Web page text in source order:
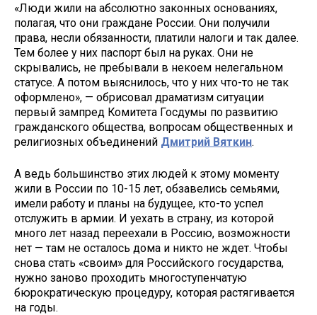
«Люди жили на абсолютно законных основаниях,
полагая, что они граждане России. Они получили
права, несли обязанности, платили налоги и так далее.
Тем более у них паспорт был на руках. Они не
скрывались, не пребывали в некоем нелегальном
статусе. А потом выяснилось, что у них что-то не так
оформлено», — обрисовал драматизм ситуации
первый зампред Комитета Госдумы по развитию
гражданского общества, вопросам общественных и
религиозных объединений Дмитрий Вяткин.
А ведь большинство этих людей к этому моменту
жили в России по 10-15 лет, обзавелись семьями,
имели работу и планы на будущее, кто-то успел
отслужить в армии. И уехать в страну, из которой
много лет назад переехали в Россию, возможности
нет — там не осталось дома и никто не ждет. Чтобы
снова стать «своим» для Российского государства,
нужно заново проходить многоступенчатую
бюрократическую процедуру, которая растягивается
на годы.